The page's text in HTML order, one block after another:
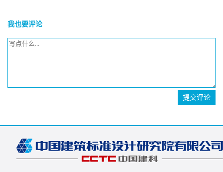
我也要评论
提交评论